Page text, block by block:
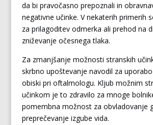
da bi pravočasno prepoznali in
negativne učinke. V nekaterih primerih
za prilagoditev odmerka ali prehod na
zniževanje očesnega tlaka.
Za zmanjšanje možnosti stranskih
skrbno upoštevanje navodil za
obiski pri oftalmologu. Kljub možnim
učinkom je to zdravilo za mnoge
pomembna možnost za obvladovanje
preprečevanje izgube vida.